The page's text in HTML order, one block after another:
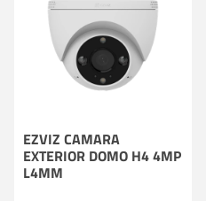
EZVIZ CAMARA
EXTERIOR DOMO H4 4MP
L4MM